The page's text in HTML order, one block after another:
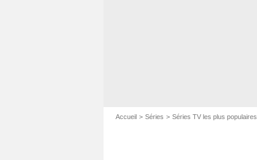
Accueil Séries Séries TV les plus populaires